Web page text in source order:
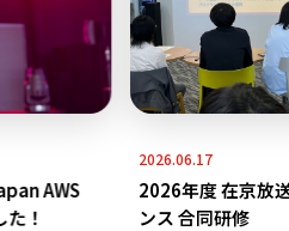
AWS
2026.06.17
2026年度 在京放送
ンス 合同研修